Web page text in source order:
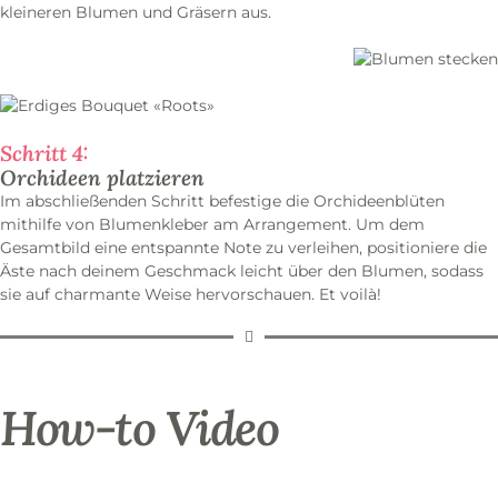
kleineren Blumen und Gräsern aus.
Schritt 4:
Orchideen platzieren
Im abschließenden Schritt befestige die Orchideenblüten
mithilfe von Blumenkleber am Arrangement. Um dem
Gesamtbild eine entspannte Note zu verleihen, positioniere die
Äste nach deinem Geschmack leicht über den Blumen, sodass
sie auf charmante Weise hervorschauen. Et voilà!
How-to Video